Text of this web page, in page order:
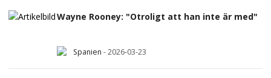
Wayne Rooney: "Otroligt att han inte är med"
Spanien -2026-03-23